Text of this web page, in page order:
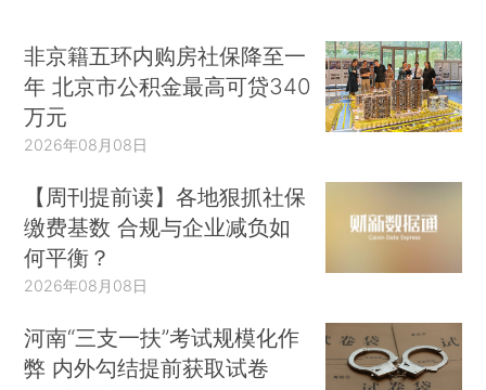
非京籍五环内购房社保降至一
年 北京市公积金最高可贷340
万元
2026年08月08日
【周刊提前读】各地狠抓社保
缴费基数 合规与企业减负如
何平衡？
2026年08月08日
河南“三支一扶”考试规模化作
弊 内外勾结提前获取试卷